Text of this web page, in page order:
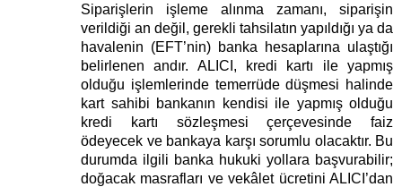
Siparişlerin işleme alınma zamanı, siparişin
verildiği an değil, gerekli tahsilatın yapıldığı ya da
havalenin (EFT’nin) banka hesaplarına ulaştığı
belirlenen andır. ALICI, kredi kartı ile yapmış
olduğu işlemlerinde temerrüde düşmesi halinde
kart sahibi bankanın kendisi ile yapmış olduğu
kredi kartı sözleşmesi çerçevesinde faiz
ödeyecek ve bankaya karşı sorumlu olacaktır. Bu
durumda ilgili banka hukuki yollara başvurabilir;
doğacak masrafları ve vekâlet ücretini ALICI’dan